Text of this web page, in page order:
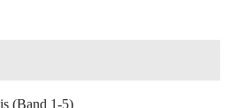
(Band 1-5)